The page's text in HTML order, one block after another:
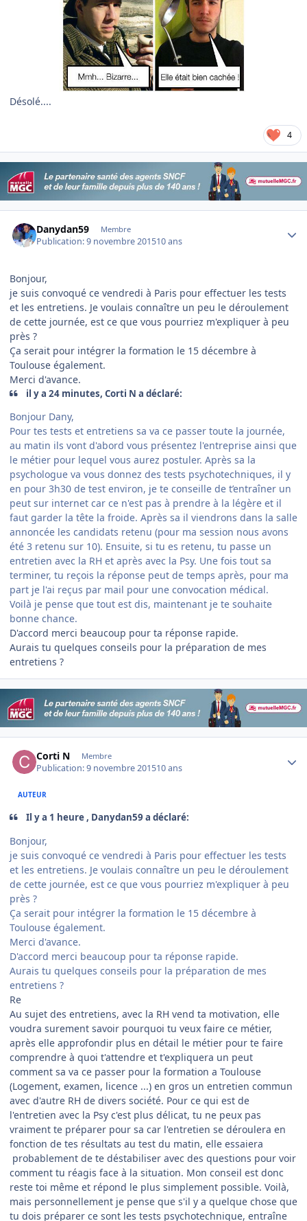
Désolé....
4
Danydan59 Membre
Publication:9 novembre 201510 ans
Bonjour,
je suis convoqué ce vendredi à Paris pour effectuer les tests
et les entretiens. Je voulais connaître un peu le déroulement
de cette journée, est ce que vous pourriez m'expliquer à peu
près ?
Ça serait pour intégrer la formation le 15 décembre à
Toulouse également.
Merci d'avance.
il y a 24 minutes, Corti N a déclaré:
Bonjour Dany,
Pour tes tests et entretiens sa va ce passer toute la journée,
au matin ils vont d'abord vous présentez l'entreprise ainsi que
le métier pour lequel vous aurez postuler. Après sa la
psychologue va vous donnez des tests psychotechniques, il y
en pour 3h30 de test environ, je te conseille de t’entraîner un
peut sur internet car ce n'est pas à prendre à la légère et il
faut garder la tête la froide. Après sa il viendrons dans la salle
annoncée les candidats retenu (pour ma session nous avons
été 3 retenu sur 10). Ensuite, si tu es retenu, tu passe un
entretien avec la RH et après avec la Psy. Une fois tout sa
terminer, tu reçois la réponse peut de temps après, pour ma
part je l'ai reçus par mail pour une convocation médical.
Voilà je pense que tout est dis, maintenant je te souhaite
bonne chance.
D'accord merci beaucoup pour ta réponse rapide.
Aurais tu quelques conseils pour la préparation de mes
entretiens ?
Corti N Membre
Publication:9 novembre 201510 ans
AUTEUR
Il y a 1 heure , Danydan59 a déclaré:
Bonjour,
je suis convoqué ce vendredi à Paris pour effectuer les tests
et les entretiens. Je voulais connaître un peu le déroulement
de cette journée, est ce que vous pourriez m'expliquer à peu
près ?
Ça serait pour intégrer la formation le 15 décembre à
Toulouse également.
Merci d'avance.
D'accord merci beaucoup pour ta réponse rapide.
Aurais tu quelques conseils pour la préparation de mes
entretiens ?
Re
Au sujet des entretiens, avec la RH vend ta motivation, elle
voudra surement savoir pourquoi tu veux faire ce métier,
après elle approfondir plus en détail le métier pour te faire
comprendre à quoi t'attendre et t'expliquera un peut
comment sa va ce passer pour la formation a Toulouse
(Logement, examen, licence ...) en gros un entretien commun
avec d'autre RH de divers société. Pour ce qui est de
l'entretien avec la Psy c'est plus délicat, tu ne peux pas
vraiment te préparer pour sa car l'entretien se déroulera en
fonction de tes résultats au test du matin, elle essaiera
probablement de te déstabiliser avec des questions pour voir
comment tu réagis face à la situation. Mon conseil est donc
reste toi même et répond le plus simplement possible. Voilà,
mais personnellement je pense que s'il y a quelque chose que
tu dois préparer ce sont les tests psychotechnique, entraîne